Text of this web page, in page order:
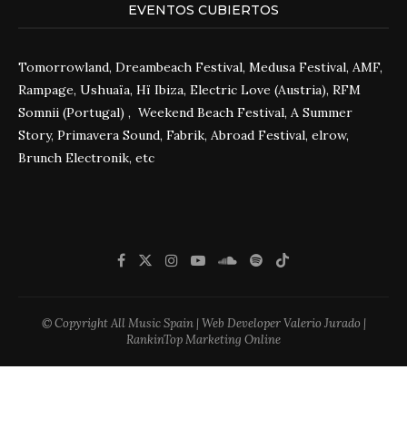
EVENTOS CUBIERTOS
Tomorrowland, Dreambeach Festival, Medusa Festival, AMF,
Rampage, Ushuaïa, Hï Ibiza, Electric Love (Austria), RFM
Somnii (Portugal) , Weekend Beach Festival, A Summer
Story, Primavera Sound, Fabrik, Abroad Festival, elrow,
Brunch Electronik, etc
© Copyright All Music Spain | Web Developer Valerio Jurado |
RankinTop Marketing Online